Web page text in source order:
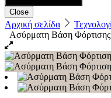
Close
Αρχική σελίδα
Ασύρματη Βάση